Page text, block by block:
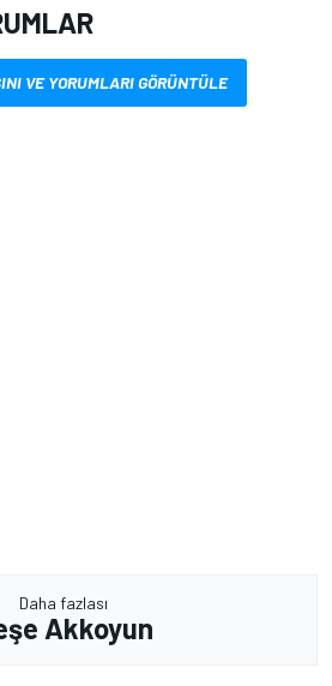
VE YORUMLARI GÖRÜNTÜLE
Daha fazlası
Akkoyun